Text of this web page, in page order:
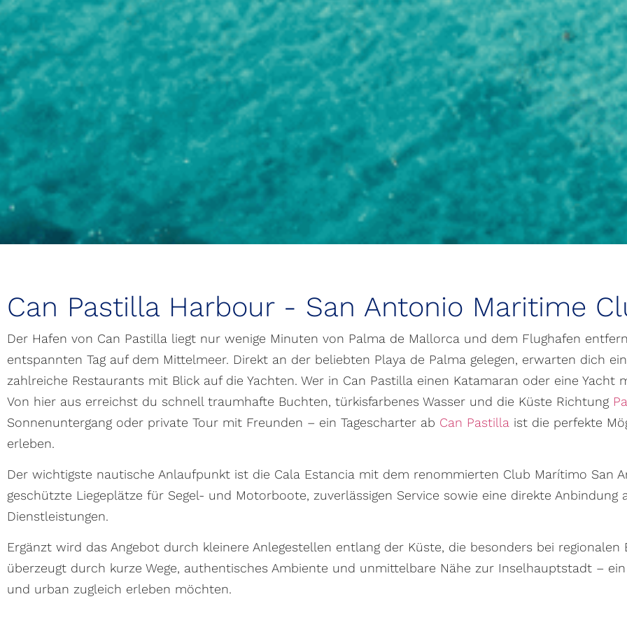
Can Pastilla Harbour - San Antonio Maritime
Der Hafen von Can Pastilla liegt nur wenige Minuten von Palma de Mallorca und dem Flughafen
entspannten Tag auf dem Mittelmeer. Direkt an der beliebten Playa de Palma gelegen, erwarten dich
zahlreiche Restaurants mit Blick auf die Yachten. Wer in Can Pastilla einen Katamaran oder eine
Von hier aus erreichst du schnell traumhafte Buchten, türkisfarbenes Wasser und die Küste Richtung
Sonnenuntergang oder private Tour mit Freunden – ein Tagescharter ab Can Pastilla ist die perfekte
erleben.
Der wichtigste nautische Anlaufpunkt ist die Cala Estancia mit dem renommierten Club Marítimo San
geschützte Liegeplätze für Segel- und Motorboote, zuverlässigen Service sowie eine direkte
Dienstleistungen.
Ergänzt wird das Angebot durch kleinere Anlegestellen entlang der Küste, die besonders bei
überzeugt durch kurze Wege, authentisches Ambiente und unmittelbare Nähe zur Inselhauptstadt –
und urban zugleich erleben möchten.